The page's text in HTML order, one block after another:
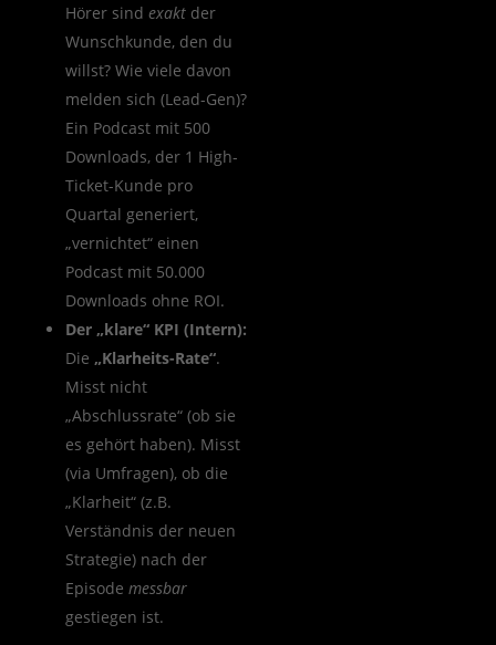
Hörer sind exaktder
Wunschkunde, den du
willst? Wie viele davon
melden sich (Lead-Gen)?
Ein Podcast mit 500
Downloads, der 1 High-
Ticket-Kunde pro
Quartal generiert,
„vernichtet“ einen
Podcast mit 50.000
Downloads ohne ROI.
Der „klare“ KPI (Intern):
Die „Klarheits-Rate“.
Misst nicht
„Abschlussrate“ (ob sie
es gehört haben). Misst
(via Umfragen), ob die
„Klarheit“ (z.B.
Verständnis der neuen
Strategie) nach der
Episode messbar
gestiegen ist.